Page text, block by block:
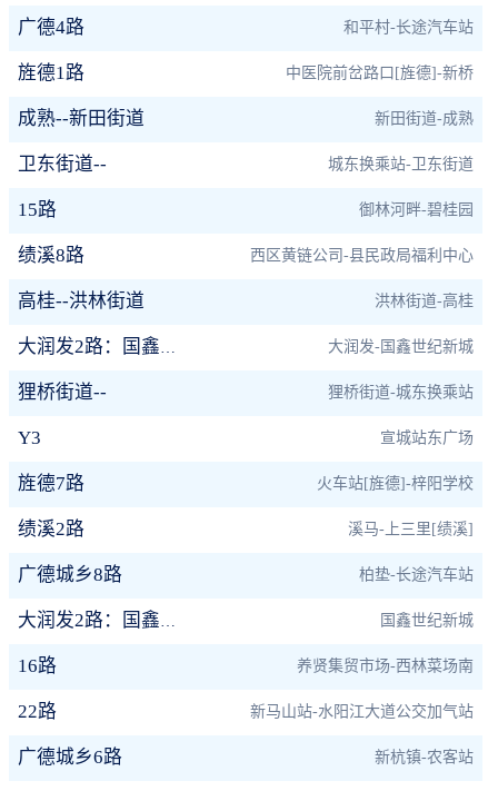
广德4路 和平村-长途汽车站
旌德1路 中医院前岔路口[旌德]-新桥
成熟--新田街道 新田街道-成熟
卫东街道-- 城东换乘站-卫东街道
15路 御林河畔-碧桂园
绩溪8路 西区黄链公司-县民政局福利中心
高桂--洪林街道 洪林街道-高桂
大润发2路：国鑫小区线 大润发-国鑫世纪新城
狸桥街道-- 狸桥街道-城东换乘站
Y3 宣城站东广场
旌德7路 火车站[旌德]-梓阳学校
绩溪2路 溪马-上三里[绩溪]
广德城乡8路 柏垫-长途汽车站
大润发2路：国鑫小区线 国鑫世纪新城
16路 养贤集贸市场-西林菜场南
22路 新马山站-水阳江大道公交加气站
广德城乡6路 新杭镇-农客站